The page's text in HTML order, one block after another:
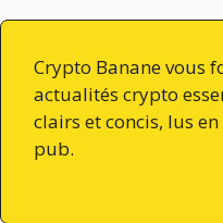
Crypto Banane vous
actualités crypto
clairs et concis, lus
pub.